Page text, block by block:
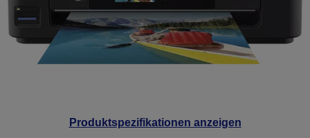
Produktspezifikationen anzeigen